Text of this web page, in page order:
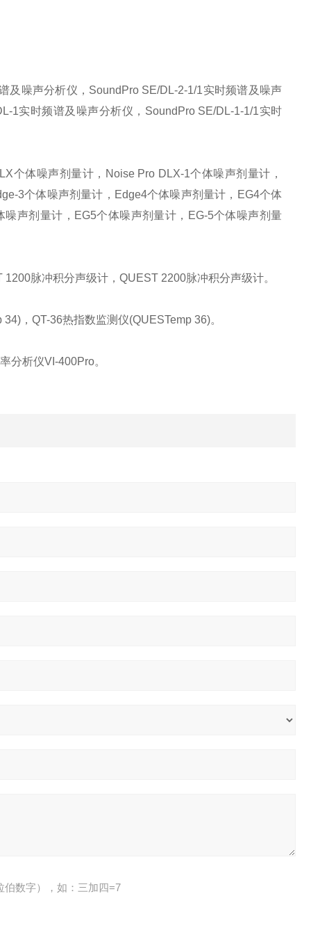
及噪声分析仪，SoundPro SE/DL-2-1/1实时频谱及噪声
1实时频谱及噪声分析仪，SoundPro SE/DL-1-1/1实时
个体噪声剂量计，Noise Pro DLX-1个体噪声剂量计，
3个体噪声剂量计，Edge4个体噪声剂量计，EG4个体
声剂量计，EG5个体噪声剂量计，EG-5个体噪声剂量
脉冲积分声级计，QUEST 2200脉冲积分声级计。
，QT-36热指数监测仪(QUESTemp 36)。
分析仪VI-400Pro。
伯数字），如：三加四=7